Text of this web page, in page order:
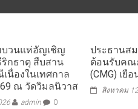
บวนแห่อัญเชิญ
กธาตุ สืบสาน
นื่องในเทศกาล
ณ วัดวิมลนิวาส
admin 0
ประธานส
ต้อนรับคณ
(CMG) เยื
สิงหาคม